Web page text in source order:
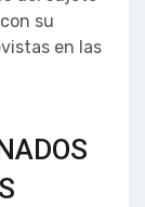
su
en las